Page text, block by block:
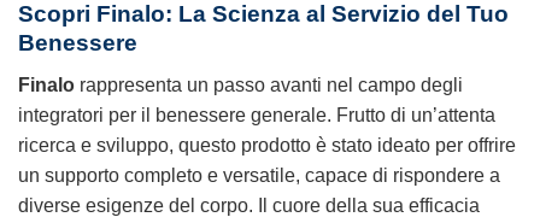
Scopri Finalo: La Scienza al Servizio del Tuo
Benessere
Finalo rappresenta un passo avanti nel campo degli
integratori per il benessere generale. Frutto di un’attenta
ricerca e sviluppo, questo prodotto è stato ideato per offrire
un supporto completo e versatile, capace di rispondere a
diverse esigenze del corpo. Il cuore della sua efficacia